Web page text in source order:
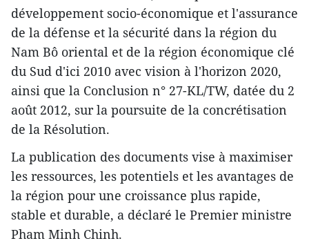
développement socio-économique et l'assurance
de la défense et la sécurité dans la région du
Nam Bô oriental et de la région économique clé
du Sud d'ici 2010 avec vision à l'horizon 2020,
ainsi que la Conclusion n° 27-KL/TW, datée du 2
août 2012, sur la poursuite de la concrétisation
de la Résolution.
La publication des documents vise à maximiser
les ressources, les potentiels et les avantages de
la région pour une croissance plus rapide,
stable et durable, a déclaré le Premier ministre
Pham Minh Chinh.